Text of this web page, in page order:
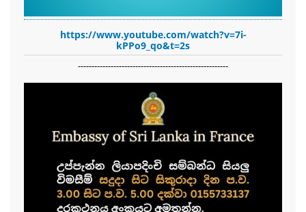
https://www.youtube.com/watch?v=7i-
kPPo9_qo&t=2s
-------------------------------------------------------